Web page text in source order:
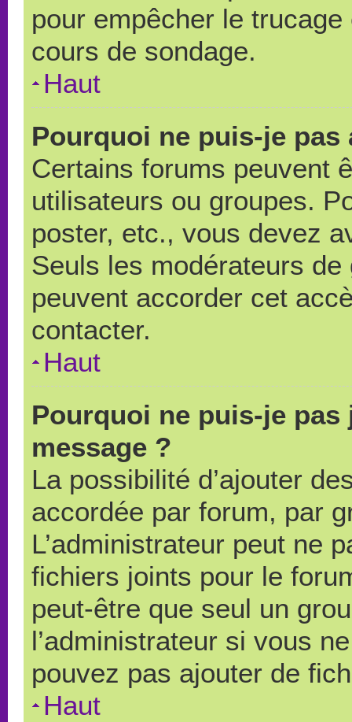
pour empêcher le
cours de sondage.
Haut
Pourquoi ne puis-je
Certains forums peuvent
utilisateurs ou groupes.
poster, etc., vous devez
Seuls les modérateurs
peuvent accorder cet
contacter.
Haut
Pourquoi ne puis-je
message ?
La possibilité d’ajouter
accordée par forum, par
L’administrateur peut ne
fichiers joints pour le
peut-être que seul un
l’administrateur si vous
pouvez pas ajouter de
Haut